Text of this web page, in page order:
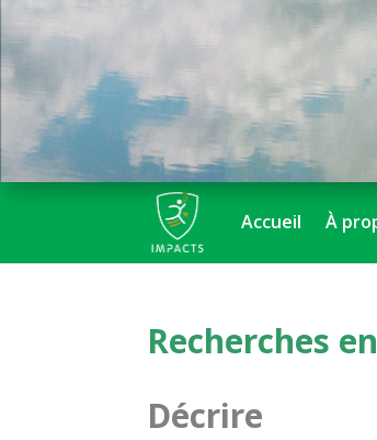
Accueil À
Recherches
Décrire